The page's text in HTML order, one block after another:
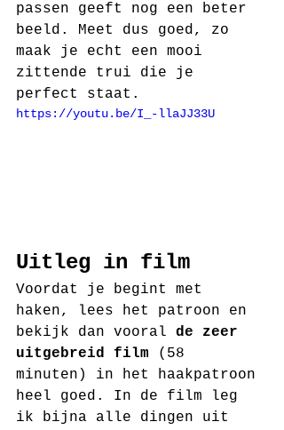
passen geeft nog een beter
beeld. Meet dus goed, zo
maak je echt een mooi
zittende trui die je
perfect staat.
https://youtu.be/I_-llaJJ33U
Uitleg in film
Voordat je begint met
haken, lees het patroon en
bekijk dan vooral de zeer
uitgebreid film (58
minuten) in het haakpatroon
heel goed. In de film leg
ik bijna alle dingen uit